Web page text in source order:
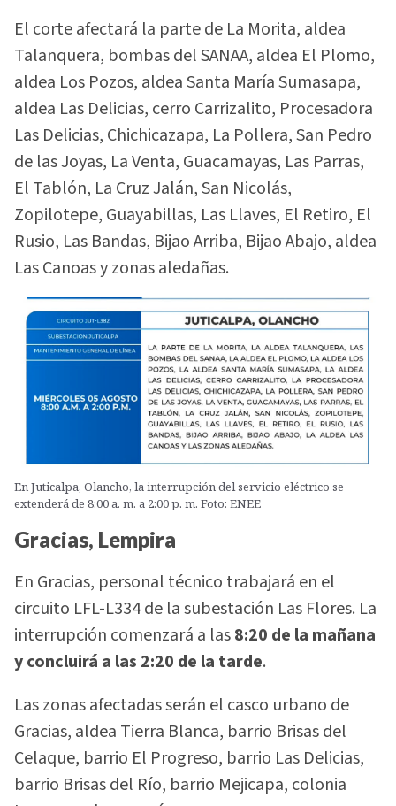
El corte afectará la parte de La Morita, aldea
Talanquera, bombas del SANAA, aldea El Plomo,
aldea Los Pozos, aldea Santa María Sumasapa,
aldea Las Delicias, cerro Carrizalito, Procesadora
Las Delicias, Chichicazapa, La Pollera, San Pedro
de las Joyas, La Venta, Guacamayas, Las Parras,
El Tablón, La Cruz Jalán, San Nicolás,
Zopilotepe, Guayabillas, Las Llaves, El Retiro, El
Rusio, Las Bandas, Bijao Arriba, Bijao Abajo, aldea
Las Canoas y zonas aledañas.
En Juticalpa, Olancho, la interrupción del servicio eléctrico se
extenderá de 8:00 a. m. a 2:00 p. m. Foto: ENEE
Gracias, Lempira
En Gracias, personal técnico trabajará en el
circuito LFL-L334 de la subestación Las Flores. La
interrupción comenzará a las8:20 de la mañana
y concluirá a las 2:20 de la tarde.
Las zonas afectadas serán el casco urbano de
Gracias, aldea Tierra Blanca, barrio Brisas del
Celaque, barrio El Progreso, barrio Las Delicias,
barrio Brisas del Río, barrio Mejicapa, colonia